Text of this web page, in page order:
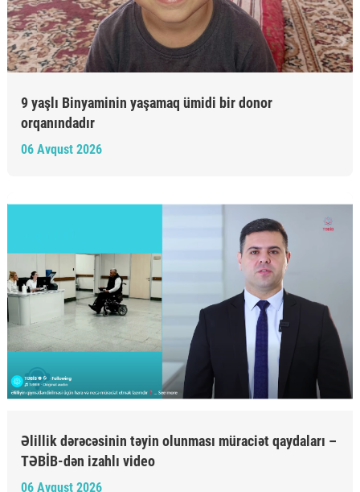
9 yaşlı Binyaminin yaşamaq ümidi bir donor
orqanındadır
06 Avqust 2026
Əlillik dərəcəsinin təyin olunması müraciət qaydaları –
TƏBİB-dən izahlı video
06 Avqust 2026